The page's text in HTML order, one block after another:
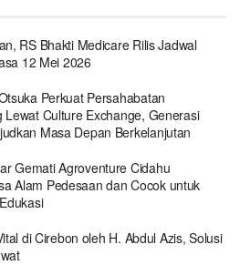
RS Bhakti Medicare Rilis Jadwal
12 Mei 2026
Perkuat Persahabatan
Lewat Culture Exchange, Generasi
Masa Depan Berkelanjutan
Gemati Agroventure Cidahu
Alam Pedesaan dan Cocok untuk
di Cirebon oleh H. Abdul Azis, Solusi